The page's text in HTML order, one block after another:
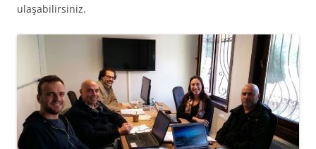
ulaşabilirsiniz.